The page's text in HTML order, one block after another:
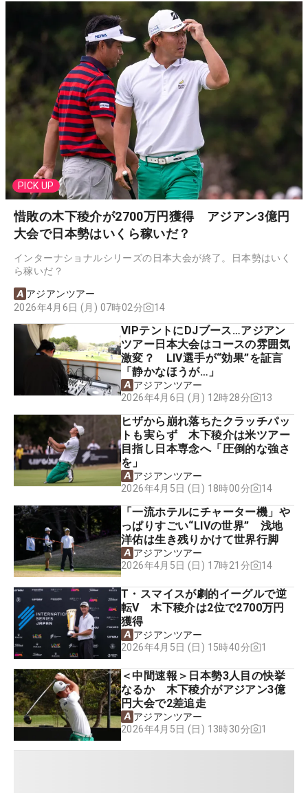
PICK UP
惜敗の木下稜介が2700万円獲得 アジアン3億円
大会で日本勢はいくら稼いだ？
インターナショナルシリーズの日本大会が終了。日本勢はいく
ら稼いだ？
アジアンツアー
2026年4月6日 (月) 07時02分
14
VIPテントにDJブース…アジアン
ツアー日本大会はコースの雰囲気
激変？ LIV選手が“効果”を証言
「静かなほうが…」
アジアンツアー
2026年4月6日 (月) 12時28分
13
ヒザから崩れ落ちたクラッチパッ
トも実らず 木下稜介は米ツアー
目指し日本専念へ「圧倒的な強さ
を」
アジアンツアー
2026年4月5日 (日) 18時00分
14
「一流ホテルにチャーター機」や
っぱりすごい“LIVの世界” 浅地
洋佑は生き残りかけて世界行脚
アジアンツアー
2026年4月5日 (日) 17時21分
14
T・スマイスが劇的イーグルで逆
転V 木下稜介は2位で2700万円
獲得
アジアンツアー
2026年4月5日 (日) 15時40分
1
＜中間速報＞日本勢3人目の快挙
なるか 木下稜介がアジアン3億
円大会で2差追走
アジアンツアー
2026年4月5日 (日) 13時30分
1